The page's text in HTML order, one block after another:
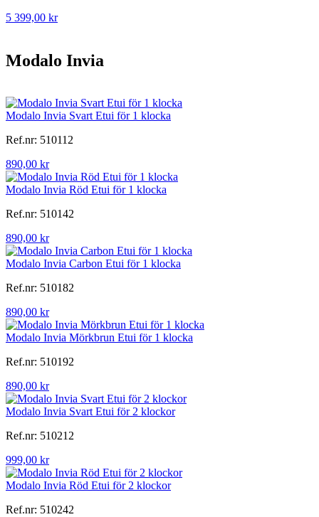
5 399,00 kr
Modalo Invia
Modalo Invia Svart Etui för 1 klocka
Ref.nr: 510112
890,00 kr
Modalo Invia Röd Etui för 1 klocka
Ref.nr: 510142
890,00 kr
Modalo Invia Carbon Etui för 1 klocka
Ref.nr: 510182
890,00 kr
Modalo Invia Mörkbrun Etui för 1 klocka
Ref.nr: 510192
890,00 kr
Modalo Invia Svart Etui för 2 klockor
Ref.nr: 510212
999,00 kr
Modalo Invia Röd Etui för 2 klockor
Ref.nr: 510242